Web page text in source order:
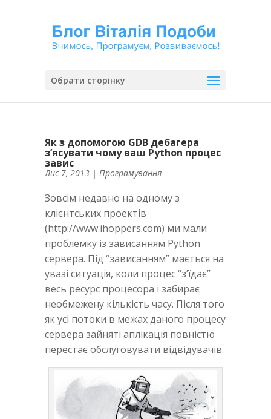
Обрати сторінку
Як з допомогою GDB дебагера
з’ясувати чому ваш Python процес
завис
Лис 7, 2013 | Програмування
Зовсім недавно на одному з
клієнтських проектів
(http://www.ihoppers.com) ми мали
проблемку із зависанням Python
сервера. Під “зависанням” мається на
увазі ситуація, коли процес “з’їдає”
весь ресурс процесора і забирає
необмежену кількість часу. Після того
як усі потоки в межах даного процесу
сервера зайняті аплікація повністю
перестає обслуговувати відвідувачів.